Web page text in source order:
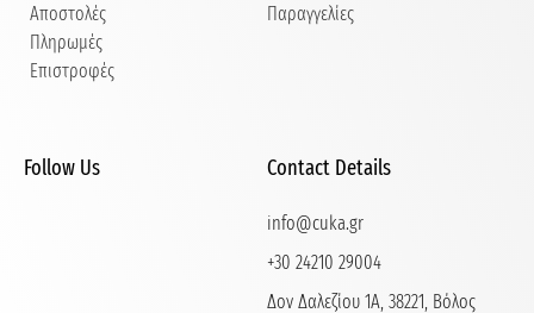
Αποστολές
Πληρωμές
Επιστροφές
Παραγγελίες
Follow Us Contact Details
info@cuka.gr
+30 24210 29004
Δον Δαλεζίου 1Α, 38221, Βόλος